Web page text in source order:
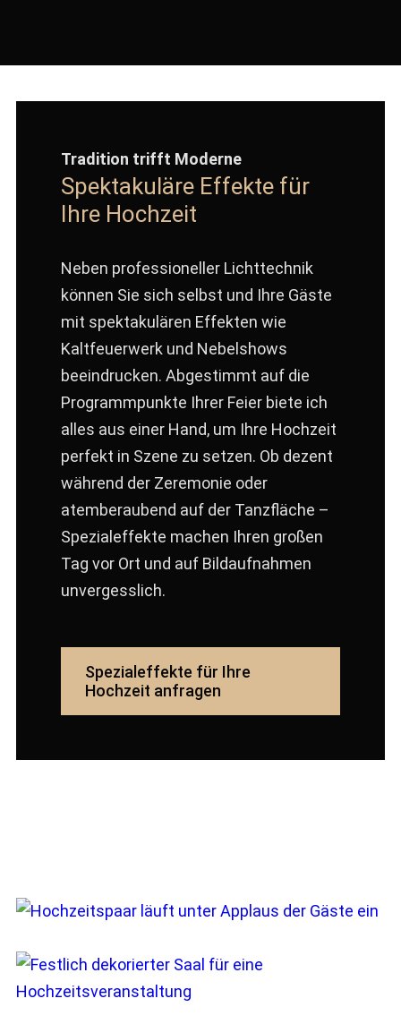
Tradition trifft Moderne
Spektakuläre Effekte für
Ihre Hochzeit
Neben professioneller Lichttechnik
können Sie sich selbst und Ihre Gäste
mit spektakulären Effekten wie
Kaltfeuerwerk und Nebelshows
beeindrucken. Abgestimmt auf die
Programmpunkte Ihrer Feier biete ich
alles aus einer Hand, um Ihre Hochzeit
perfekt in Szene zu setzen. Ob dezent
während der Zeremonie oder
atemberaubend auf der Tanzfläche –
Spezialeffekte machen Ihren großen
Tag vor Ort und auf Bildaufnahmen
unvergesslich.
Spezialeffekte für Ihre
Hochzeit anfragen